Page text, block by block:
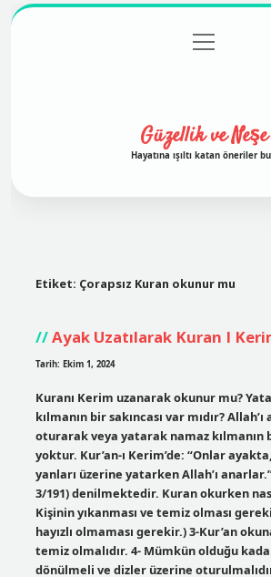
Gizlilik Politikası
menüyü
aç
Güzellik ve Neşe
Hayatına ışıltı katan öneriler
Etiket: Çorapsız Kuran okunur mu
Ayak Uzatılarak Kuran I
Tarih: Ekim 1, 2024
Kuranı Kerim uzanarak okunur mu?
kılmanın bir sakıncası var mıdır?
oturarak veya yatarak namaz kılmanın
yoktur. Kur’an-ı Kerim’de: “Onlar
yanları üzerine yatarken Allah’ı
3/191) denilmektedir. Kuran okurken
Kişinin yıkanması ve temiz olması
hayızlı olmaması gerekir.) 3-Kur’an
temiz olmalıdır. 4- Mümkün olduğu
dönülmeli ve dizler üzerine